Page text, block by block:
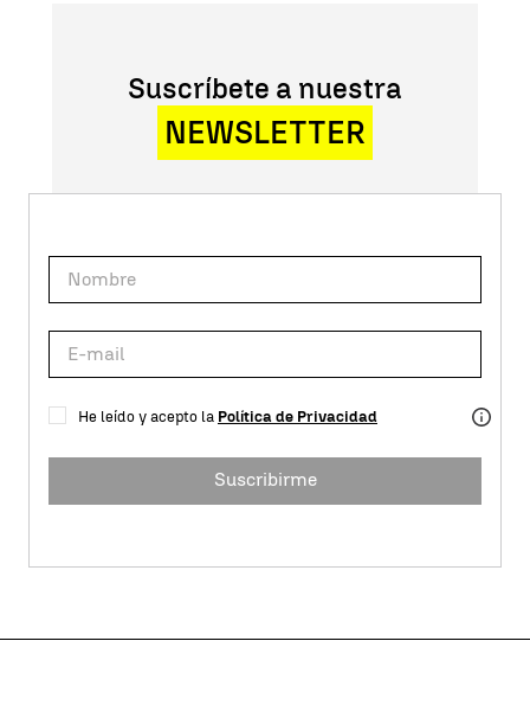
Suscríbete a nuestra
NEWSLETTER
He leído y acepto la Política de Privacidad
Suscribirme